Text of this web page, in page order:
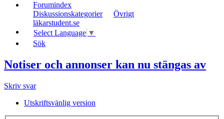
Forumindex
Diskussionskategorier
Övrigt
läkarstudent.se
Select Language ▼
Sök
Notiser och annonser kan nu stängas av
Skriv svar
Utskriftsvänlig version